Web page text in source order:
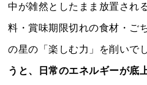
中が雑然としたまま放置され
料・賞味期限切れの食材・ご
の星の「楽しむ力」を削いで
うと、日常のエネルギーが底